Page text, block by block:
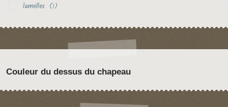
lamelles (1)
Couleur du dessus du chapeau